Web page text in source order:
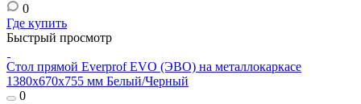
0
Где купить
Быстрый просмотр
Стол прямой Everprof EVO (ЭВО) на металлокаркасе
1380х670х755 мм Белый/Черный
0